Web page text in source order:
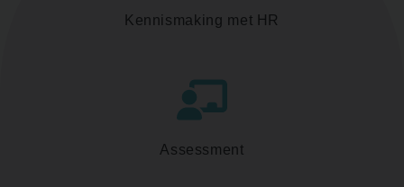
Kennismaking met HR
Assessment